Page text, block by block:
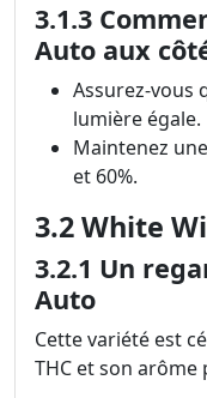
3.1.3
Auto aux
Assurez-vous
lumière égale.
Maintenez
et 60%.
3.2 White
3.2.1 Un
Auto
Cette variété est
THC et son arôme